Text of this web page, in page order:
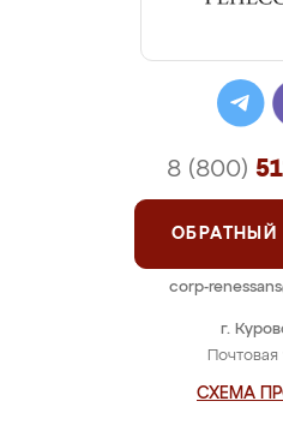
г.
Почтовая
СХЕМА
8 (800)
ОБРАТНЫЙ
corp-